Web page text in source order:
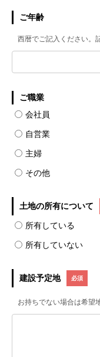
ご年齢
西暦でご記入ください。
ご職業
会社員
自営業
主婦
その他
土地の所有について
所有している
所有していない
建設予定地
お持ちでない場合は希望